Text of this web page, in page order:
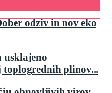
odziv in nov eko
usklajeno
toplogrednih plinov...